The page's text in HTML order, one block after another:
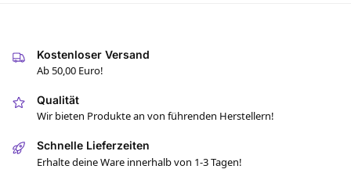
Kostenloser Versand
Ab 50,00 Euro!
Qualität
Wir bieten Produkte an von führenden Herstellern!
Schnelle Lieferzeiten
Erhalte deine Ware innerhalb von 1-3 Tagen!